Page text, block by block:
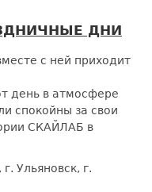
ДНИ
с ней приходит
день в атмосфере
спокойны за свои
СКАЙЛАБ в
Ульяновск, г.